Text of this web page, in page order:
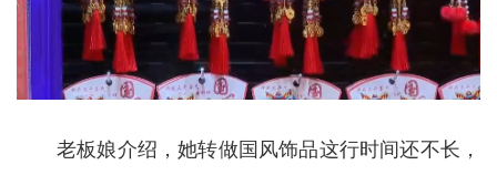
老板娘介绍，她转做国风饰品这行时间还不长，